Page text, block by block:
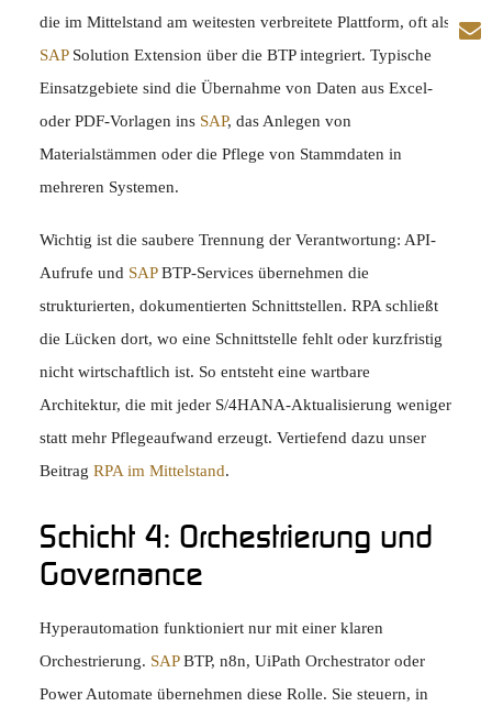
die im Mittelstand am weitesten verbreitete Plattform, oft als
SAPSolution Extension über die BTP integriert. Typische
Einsatzgebiete sind die Übernahme von Daten aus Excel-
oder PDF-Vorlagen ins SAP, das Anlegen von
Materialstämmen oder die Pflege von Stammdaten in
mehreren Systemen.
Wichtig ist die saubere Trennung der Verantwortung: API-
Aufrufe und SAPBTP-Services übernehmen die
strukturierten, dokumentierten Schnittstellen. RPA schließt
die Lücken dort, wo eine Schnittstelle fehlt oder kurzfristig
nicht wirtschaftlich ist. So entsteht eine wartbare
Architektur, die mit jeder S/4HANA-Aktualisierung weniger
statt mehr Pflegeaufwand erzeugt. Vertiefend dazu unser
Beitrag RPA im Mittelstand.
Schicht 4: Orchestrierung und
Governance
Hyperautomation funktioniert nur mit einer klaren
Orchestrierung. SAPBTP, n8n, UiPath Orchestrator oder
Power Automate übernehmen diese Rolle. Sie steuern, in